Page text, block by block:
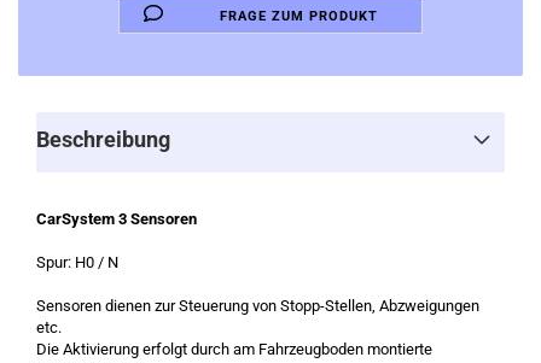
FRAGE ZUM PRODUKT
Beschreibung
CarSystem 3 Sensoren
Spur: H0 / N
Sensoren dienen zur Steuerung von Stopp-Stellen, Abzweigungen
etc.
Die Aktivierung erfolgt durch am Fahrzeugboden montierte